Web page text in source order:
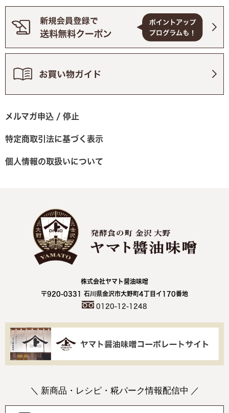
メルマガ申込 / 停止
特定商取引法に基づく表示
個人情報の取扱いについて
株式会社ヤマト醤油味噌
〒920-0331 石川県金沢市大野町4丁目イ170番地
0120-12-1248
＼ 新商品・レシピ・糀パーク情報配信中 ／